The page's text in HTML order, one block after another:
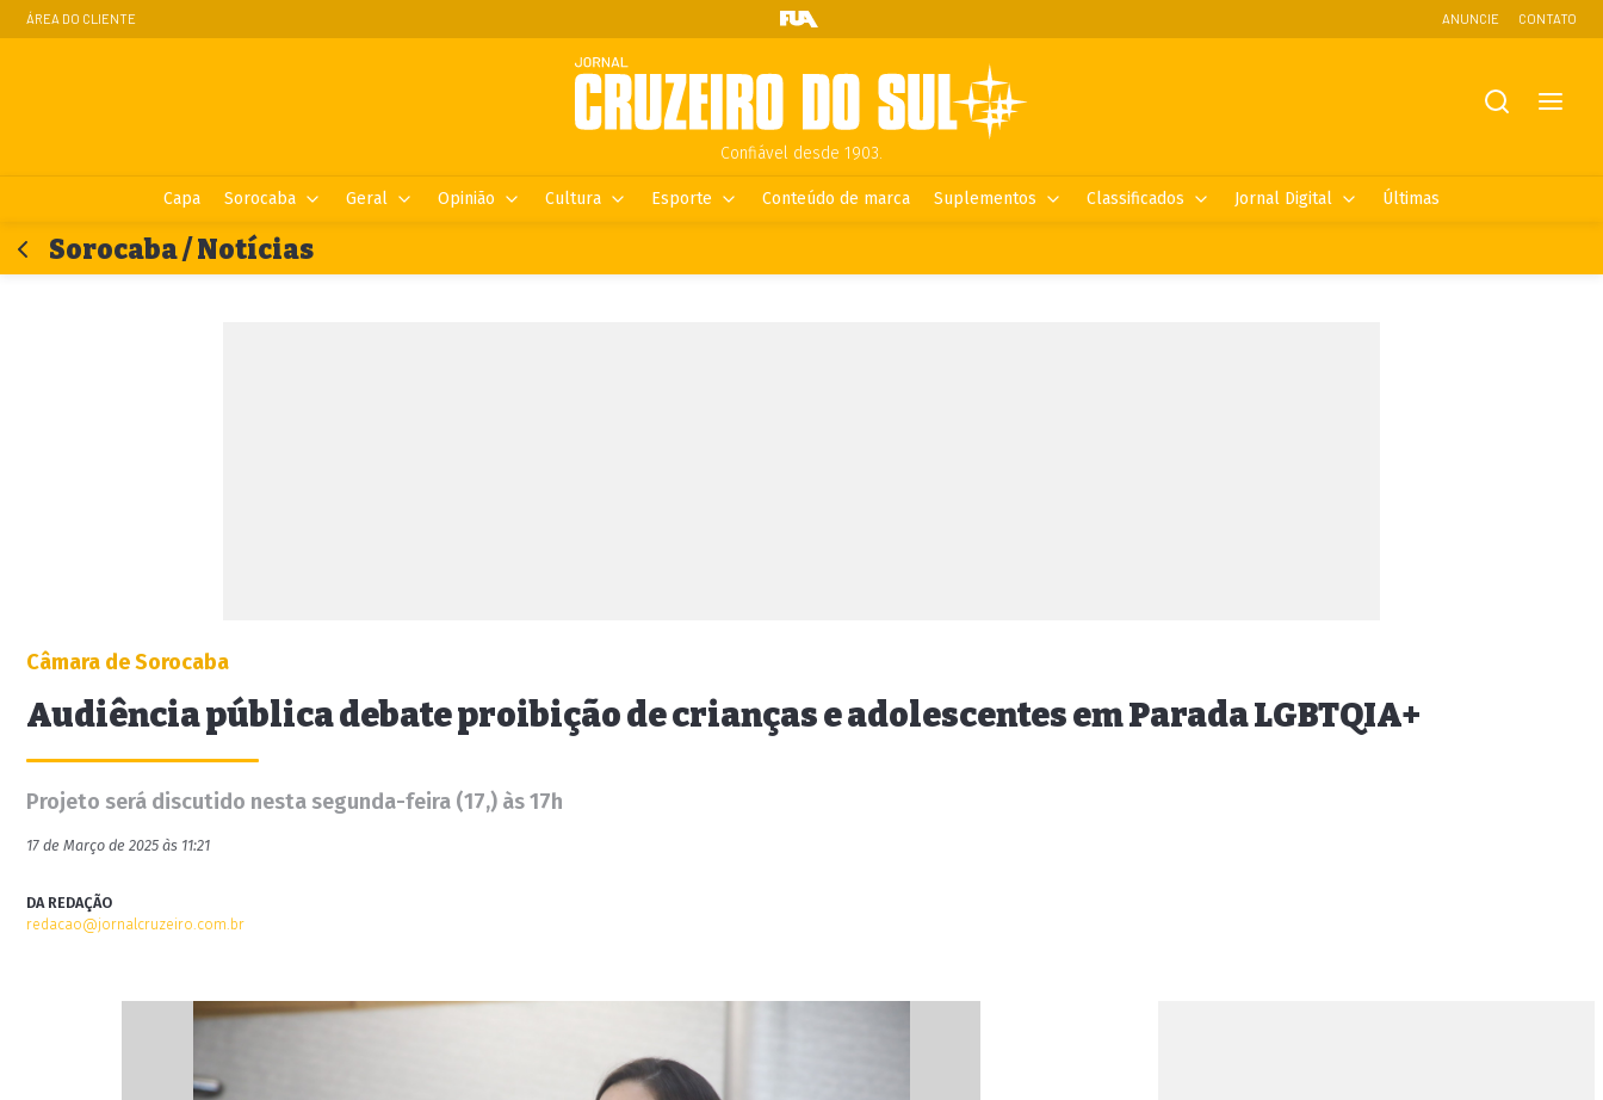
ÁREA DO CLIENTE ANUNCIE CONTATO
Confiável desde 1903.
Capa Sorocaba Geral Opinião Cultura Esporte Conteúdo de marca Suplementos Classificados Jornal Digital Últimas
Sorocaba / Notícias
Câmara de Sorocaba
Audiência pública debate proibição de crianças e adolescentes em Parada LGBTQIA+
Projeto será discutido nesta segunda-feira (17,) às 17h
17 de Março de 2025 às 11:21
DA REDAÇÃO
redacao@jornalcruzeiro.com.br